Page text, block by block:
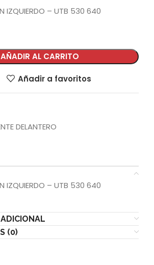
IZQUIERDO – UTB 530 640
AÑADIR AL CARRITO
Añadir a favoritos
DELANTERO
IZQUIERDO – UTB 530 640
(0)